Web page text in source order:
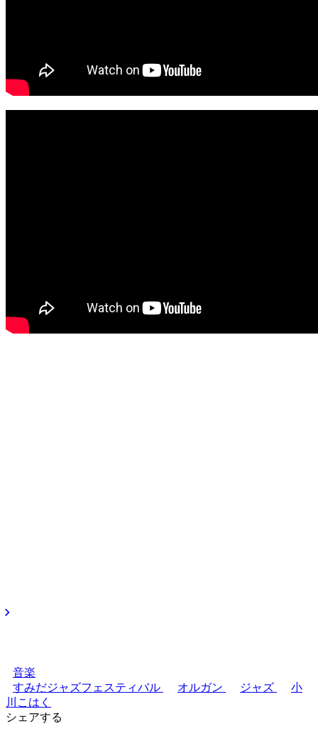
音楽
すみだジャズフェスティバル
オルガン ジャズ
小
川こはく
シェアする